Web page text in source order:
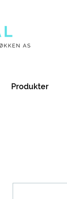
Produkter